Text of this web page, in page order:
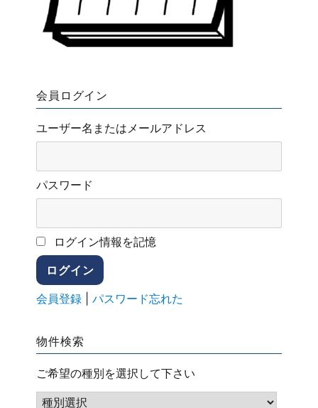
会員ログイン
ユーザー名またはメールアドレス
パスワード
ログイン情報を記憶
会員登録 |パスワード忘れた
物件検索
ご希望の種別を選択して下さい